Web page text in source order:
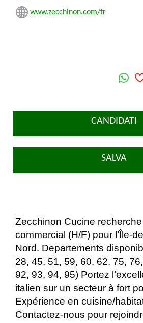
www.zecchinon.com/fr
CANDIDATI
SALVA
Zecchinon Cucine
commercial (H/F) pour l’Île-
Nord. Departements
28, 45, 51, 59, 60, 62, 75,
92, 93, 94, 95) Portez
italien sur un secteur à fort
Expérience en cuisine/
Contactez-nous pour